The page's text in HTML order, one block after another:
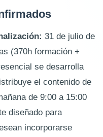
31 de julio de
(370h formación +
se desarrolla
el contenido de
de 9:00 a 15:00
diseñado para
incorporarse